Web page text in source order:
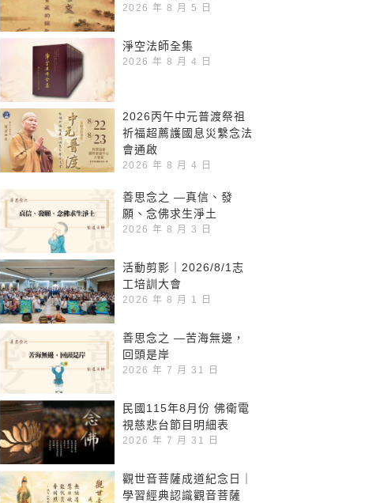
2026 年 8 月 5 日
淨空法師全集
2026 年 8 月 4 日
2026丙午中元普渡祭祖
祈福超薦護國息災繫念法
會通啟
2026 年 8 月 4 日
善思念之 —真信、發
願、念佛求生淨土
2026 年 8 月 3 日
活動剪影｜2026/8/1志
工培訓大會
2026 年 8 月 1 日
善思念之 —苦海無邊，
回頭是岸
2026 年 7 月 31 日
民國115年8月份 佛衛電
視慈悲台節目明細表
2026 年 7 月 31 日
觀世音菩薩成道紀念日｜
學習經典認識觀音菩薩